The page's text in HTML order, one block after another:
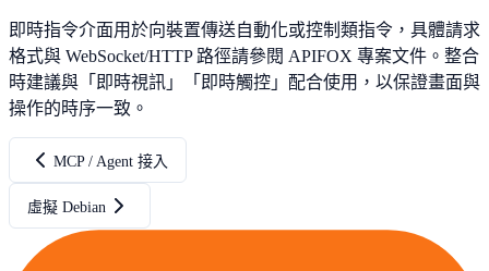
即時指令介面用於向裝置傳送自動化或控制類指令，具體請求
格式與 WebSocket/HTTP 路徑請參閱 APIFOX 專案文件。整合
時建議與「即時視訊」「即時觸控」配合使用，以保證畫面與
操作的時序一致。
MCP / Agent 接入
虛擬 Debian